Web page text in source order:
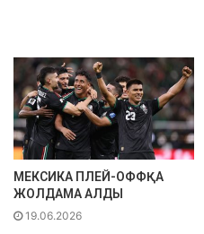
МЕКСИКА ПЛЕЙ-ОФФҚА
ЖОЛДАМА АЛДЫ
19.06.2026